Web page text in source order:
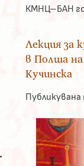
КМНЦ–БАН
Лекция за
в Полша
Кучинска
Публикувана